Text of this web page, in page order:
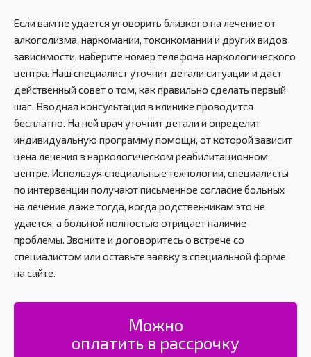
Если вам не удается уговорить близкого на лечение от
алкоголизма, наркомании, токсикомании и других видов
зависимости, наберите номер телефона наркологического
центра. Наш специалист уточнит детали ситуации и даст
действенный совет о том, как правильно сделать первый
шаг. Вводная консультация в клинике проводится
бесплатно. На ней врач уточнит детали и определит
индивидуальную программу помощи, от которой зависит
цена лечения в наркологическом реабилитационном
центре. Используя специальные технологии, специалисты
по интервенции получают письменное согласие больных
на лечение даже тогда, когда родственникам это не
удается, а больной полностью отрицает наличие
проблемы. Звоните и договоритесь о встрече со
специалистом или оставьте заявку в специальной форме
на сайте.
Можно
оплатить в рассрочку